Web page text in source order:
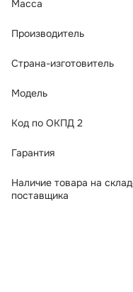
Масса
Производитель
Страна-изготовитель
Модель
Код по ОКПД 2
Гарантия
Наличие товара на
поставщика